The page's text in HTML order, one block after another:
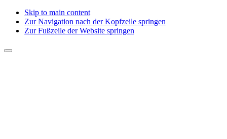
Skip to main content
Zur Navigation nach der Kopfzeile springen
Zur Fußzeile der Website springen
Menü